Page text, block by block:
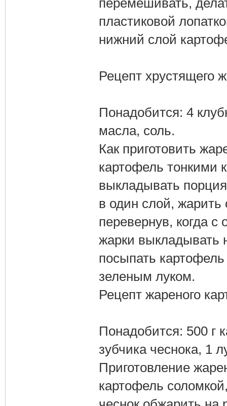
пластиковой
нижний слой
Рецепт хрустящего
Понадобится: 4
масла, соль.
Как приготовить
картофель тонкими
выкладывать
в один слой, жарить
перевернув, когда
жарки выкладывать
посыпать
зеленым луком.
Рецепт жареного
Понадобится: 500 г
зубчика чеснока, 1
Приготовление
картофель